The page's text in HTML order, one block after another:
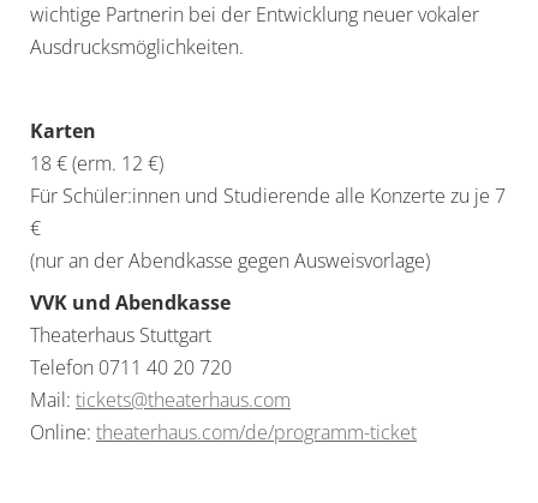
wichtige Partnerin bei der Entwicklung neuer vokaler
Ausdrucksmöglichkeiten.
Karten
18 € (erm. 12 €)
Für Schüler:innen und Studierende alle Konzerte zu je 7
€
(nur an der Abendkasse gegen Ausweisvorlage)
VVK und Abendkasse
Theaterhaus Stuttgart
Telefon 0711 40 20 720
Mail: tickets@theaterhaus.com
Online: theaterhaus.com/de/programm-ticket